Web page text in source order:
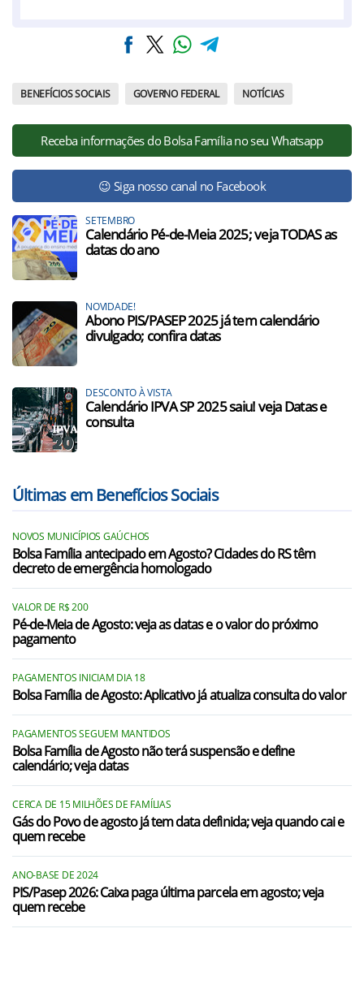
BENEFÍCIOS SOCIAIS GOVERNO FEDERAL NOTÍCIAS
Receba informações do Bolsa Família no seu Whatsapp
😉 Siga nosso canal no Facebook
SETEMBRO
Calendário Pé-de-Meia 2025; veja TODAS as
datas do ano
NOVIDADE!
Abono PIS/PASEP 2025 já tem calendário
divulgado; confira datas
DESCONTO À VISTA
Calendário IPVA SP 2025 saiu! veja Datas e
consulta
Últimas em Benefícios Sociais
NOVOS MUNICÍPIOS GAÚCHOS
Bolsa Família antecipado em Agosto? Cidades do RS têm
decreto de emergência homologado
VALOR DE R$ 200
Pé-de-Meia de Agosto: veja as datas e o valor do próximo
pagamento
PAGAMENTOS INICIAM DIA 18
Bolsa Família de Agosto: Aplicativo já atualiza consulta do valor
PAGAMENTOS SEGUEM MANTIDOS
Bolsa Família de Agosto não terá suspensão e define
calendário; veja datas
CERCA DE 15 MILHÕES DE FAMÍLIAS
Gás do Povo de agosto já tem data definida; veja quando cai e
quem recebe
ANO-BASE DE 2024
PIS/Pasep 2026: Caixa paga última parcela em agosto; veja
quem recebe